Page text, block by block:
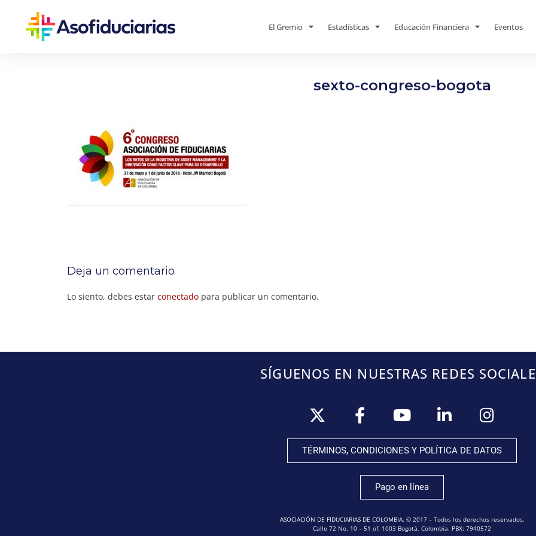
El Gremio Estadísticas Educación Financiera Eventos
sexto-congreso-bogota
Deja un comentario
Lo siento, debes estar conectado para publicar un comentario.
SÍGUENOS EN NUESTRAS REDES
TÉRMINOS, CONDICIONES Y POLÍTICA DE DATOS
Pago en línea
ASOCIACIÓN DE FIDUCIARIAS DE COLOMBIA. © 2017 – Todos los derechos reservados.
Calle 72 No. 10 – 51 of. 1003 Bogotá, Colombia. PBX: 7940572